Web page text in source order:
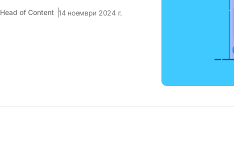
Head of Content 14 ноември 2024 г.